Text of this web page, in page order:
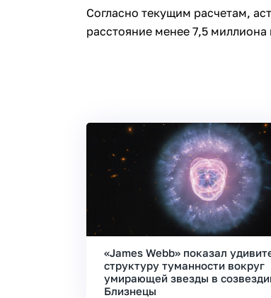
Согласно текущим расчетам,
расстояние менее 7,5
«James Webb» показал
структуру туманности вокруг
умирающей звезды в
Близнецы